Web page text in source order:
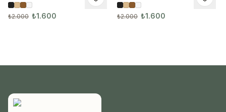
Çerçeveli Tablo 1047
₺2.000 ₺1.600
Çerçeveli Tablo 1048
₺2.000 ₺1.600